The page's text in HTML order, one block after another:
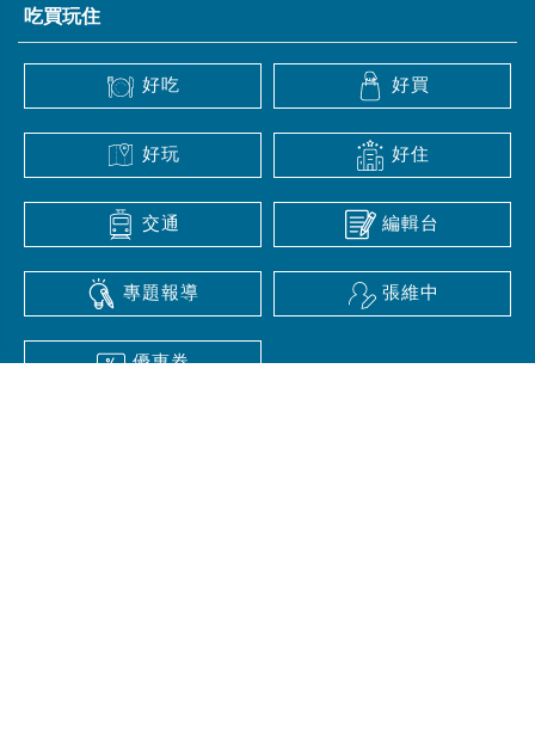
吃買玩住
好吃 好買
好玩 好住
交通 編輯台
專題報導 張維中
優惠券